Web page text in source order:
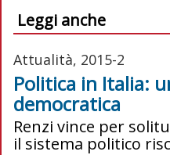
Leggi anche
Attualità, 2015-2
Politica in Italia:
democratica
Renzi vince per
il sistema politico